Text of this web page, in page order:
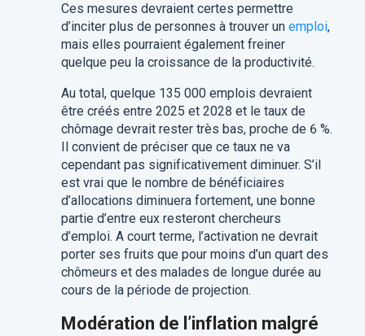
Ces mesures devraient certes permettre
d’inciter plus de personnes à trouver un emploi,
mais elles pourraient également freiner
quelque peu la croissance de la productivité.
Au total, quelque 135 000 emplois devraient
être créés entre 2025 et 2028 et le taux de
chômage devrait rester très bas, proche de 6 %.
Il convient de préciser que ce taux ne va
cependant pas significativement diminuer. S’il
est vrai que le nombre de bénéficiaires
d’allocations diminuera fortement, une bonne
partie d’entre eux resteront chercheurs
d’emploi. A court terme, l’activation ne devrait
porter ses fruits que pour moins d’un quart des
chômeurs et des malades de longue durée au
cours de la période de projection.
Modération de l’inflation malgré